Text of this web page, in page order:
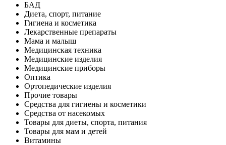
БАД
Диета, спорт, питание
Гигиена и косметика
Лекарственные препараты
Мама и малыш
Медицинская техника
Медицинские изделия
Медицинские приборы
Оптика
Ортопедические изделия
Прочие товары
Средства для гигиены и косметики
Средства от насекомых
Товары для диеты, спорта, питания
Товары для мам и детей
Витамины